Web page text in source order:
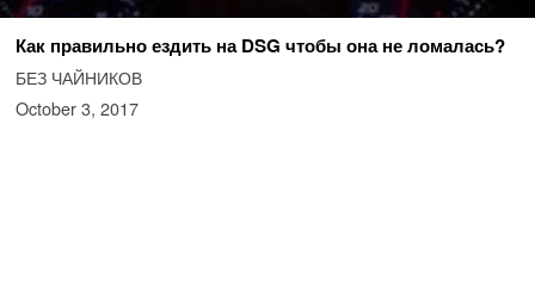
Как правильно ездить на DSG чтобы она не ломалась?
БЕЗ ЧАЙНИКОВ
October 3, 2017